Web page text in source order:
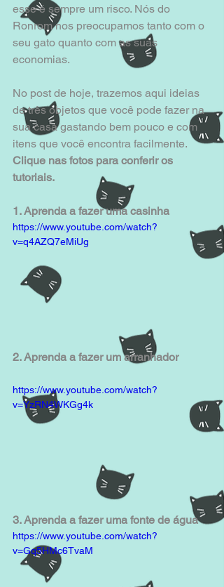
esse é sempre um risco. Nós do
Ronrom nos preocupamos tanto com o
seu gato quanto com as suas
economias.
No post de hoje, trazemos aqui ideias
de três objetos que você pode fazer na
sua casa gastando bem pouco e com
itens que você encontra facilmente.
Clique nas fotos para conferir os
tutoriais.
1. Aprenda a fazer uma casinha
https://www.youtube.com/watch?
v=q4AZQ7eMiUg
2. Aprenda a fazer um arranhador
https://www.youtube.com/watch?
v=YzRN4WKGg4k
3. Aprenda a fazer uma fonte de água
https://www.youtube.com/watch?
v=Gq5HMc6TvaM